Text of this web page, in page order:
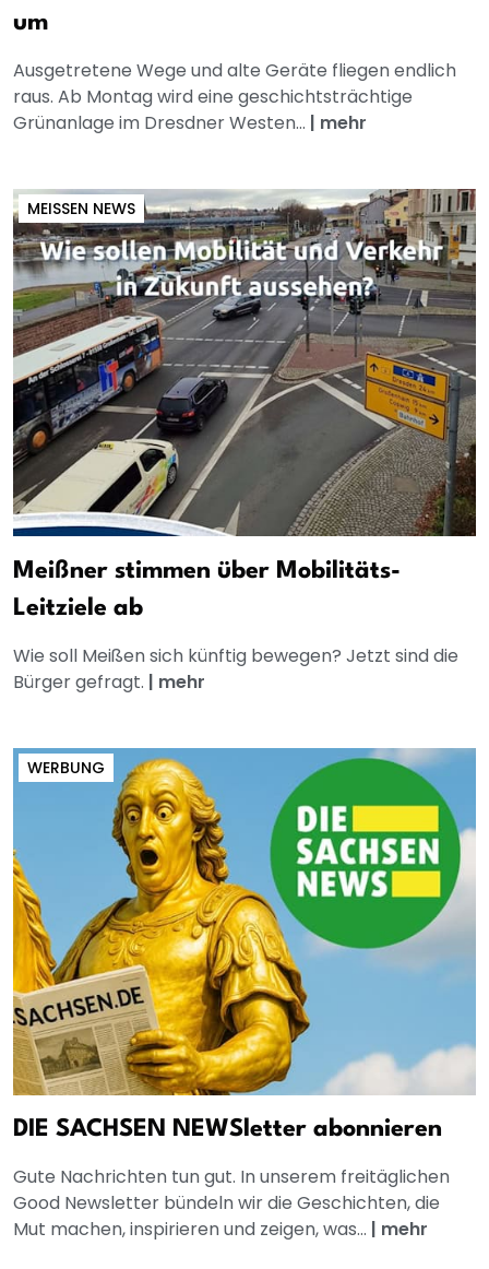
um
Ausgetretene Wege und alte Geräte fliegen endlich
raus. Ab Montag wird eine geschichtsträchtige
Grünanlage im Dresdner Westen... | mehr
MEISSEN NEWS
Meißner stimmen über Mobilitäts-
Leitziele ab
Wie soll Meißen sich künftig bewegen? Jetzt sind die
Bürger gefragt. | mehr
WERBUNG
DIE SACHSEN NEWSletter abonnieren
Gute Nachrichten tun gut. In unserem freitäglichen
Good Newsletter bündeln wir die Geschichten, die
Mut machen, inspirieren und zeigen, was... | mehr